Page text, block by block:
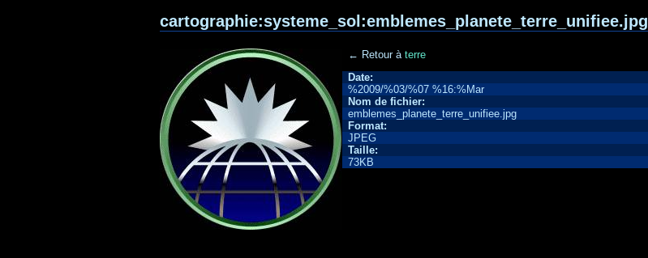
cartographie:systeme_sol:emblemes_planete_terre_unifiee.jpg
← Retour à terre
Date:
%2009/%03/%07 %16:%Mar
Nom de fichier:
emblemes_planete_terre_unifiee.jpg
Format:
JPEG
Taille:
73KB